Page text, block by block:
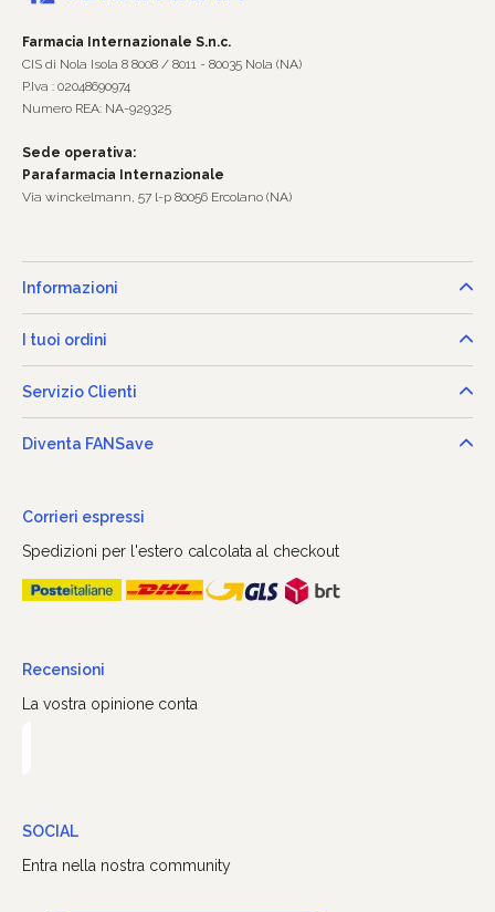
Farmacia Internazionale S.n.c.
CIS di Nola Isola 8 8008 / 8011 - 80035 Nola (NA)
P.Iva : 02048690974
Numero REA: NA-929325
Sede operativa:
Parafarmacia Internazionale
Via winckelmann, 57 l-p 80056 Ercolano (NA)
Informazioni
I tuoi ordini
Servizio Clienti
Diventa FANSave
Corrieri espressi
Spedizioni per l'estero calcolata al checkout
Recensioni
La vostra opinione conta
SOCIAL
Entra nella nostra community